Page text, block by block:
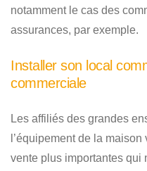
notamment le cas des
assurances, par exemple.
Installer son local
commerciale
Les affiliés des grandes
l’équipement de la
vente plus importantes qui